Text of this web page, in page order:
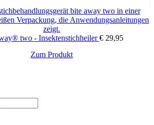
können
auf
Produktseite
gewählt
werden
two - Insektenstichheiler€ 29,95
Zum Produkt